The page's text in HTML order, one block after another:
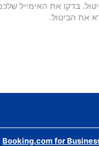
בדקו את האימייל
Booking.com for